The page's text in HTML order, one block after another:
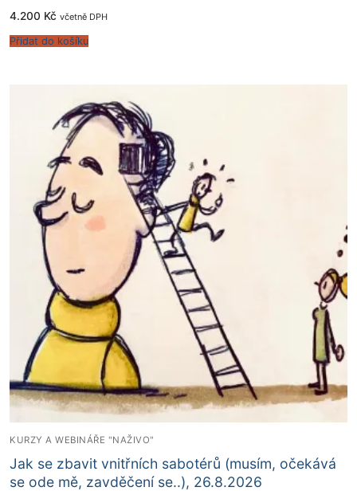
4.200 Kč včetně DPH
Přidat do košíku
KURZY A WEBINÁŘE "NAŽIVO"
Jak se zbavit vnitřních sabotérů (musím, očekává
se ode mě, zavděčení se..), 26.8.2026